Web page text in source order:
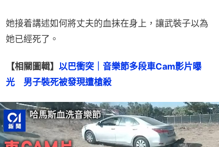
她接着講述如何將丈夫的血抹在身上，讓武裝子以為
她已經死了。
【相關圖輯】 以巴衝突｜音樂節多段車Cam影片曝
光　男子裝死被發現遭槍殺